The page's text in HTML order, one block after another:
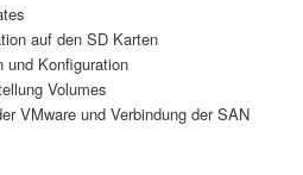
auf den SD Karten
Konfiguration
Volumes
VMware und Verbindung der SAN